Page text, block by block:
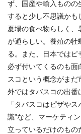
ず、国産や輸入ものの
すると少し不思議かも
夏場の食べ物らしく
が通らしい。養殖の牡
る。また、日本ではピ
必ず付いてくるのも
スコという概念がま
外ではタバスコの出番
「タバスコはピザや
識”など、マーケティ
立っているだけのもの